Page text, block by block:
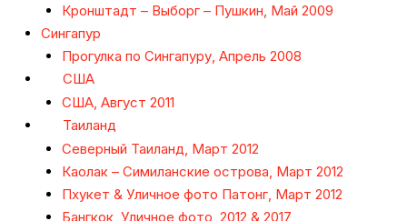
Кронштадт – Выборг – Пушкин, Май 2009
Сингапур
Прогулка по Сингапуру, Апрель 2008
США
США, Август 2011
Таиланд
Северный Таиланд, Март 2012
Каолак – Симиланские острова, Март 2012
Пхукет & Уличное фото Патонг, Март 2012
Бангкок, Уличное фото, 2012 & 2017